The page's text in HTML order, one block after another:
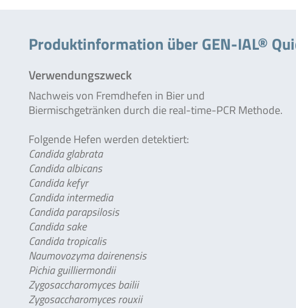
Produktinformation über GEN-IAL®
Verwendungszweck
Nachweis von Fremdhefen in Bier und
Biermischgetränken durch die real-time-PCR Methode.
Folgende Hefen werden detektiert:
Candida glabrata
Candida albicans
Candida kefyr
Candida intermedia
Candida parapsilosis
Candida sake
Candida tropicalis
Naumovozyma dairenensis
Pichia guilliermondii
Zygosaccharomyces bailii
Zygosaccharomyces rouxii